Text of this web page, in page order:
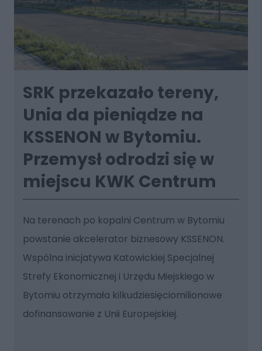
SRK przekazało tereny,
Unia da pieniądze na
KSSENON w Bytomiu.
Przemysł odrodzi się w
miejscu KWK Centrum
Na terenach po kopalni Centrum w Bytomiu
powstanie akcelerator biznesowy KSSENON.
Wspólna inicjatywa Katowickiej Specjalnej
Strefy Ekonomicznej i Urzędu Miejskiego w
Bytomiu otrzymała kilkudziesięciomilionowe
dofinansowanie z Unii Europejskiej.